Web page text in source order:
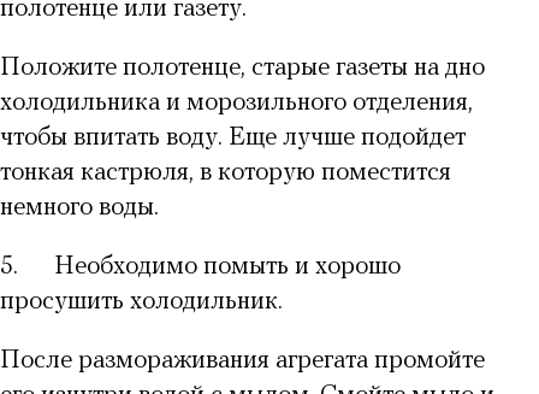
полотенце или газету.
Положите полотенце, старые газеты на дно
холодильника и морозильного отделения,
чтобы впитать воду. Еще лучше подойдет
тонкая кастрюля, в которую поместится
немного воды.
5.
Необходимо помыть и хорошо
просушить холодильник.
После размораживания агрегата промойте